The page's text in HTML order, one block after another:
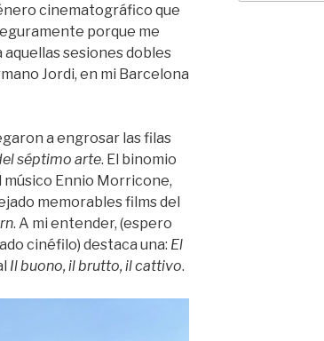
cinematográfico que
porque me
sesiones dobles
Jordi, en mi Barcelona
a engrosar las filas
séptimo arte. El binomio
Ennio Morricone,
memorables films del
. A mi entender, (espero
cinéfilo) destaca una: El
Il buono, il brutto, il cattivo.